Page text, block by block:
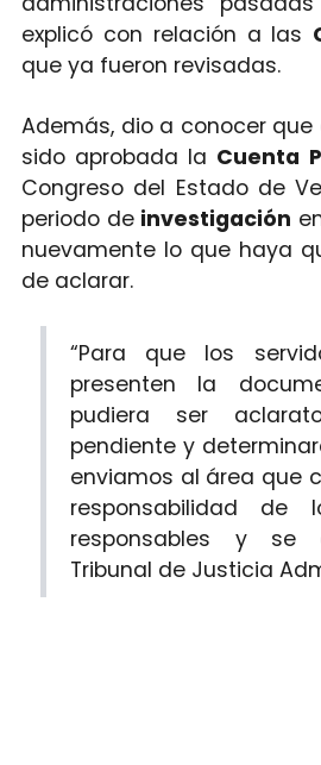
explicó con relación a las
que ya fueron revisadas.
Además, dio a conocer
sido aprobada la Cuenta
Congreso del Estado de
periodo de investigación
nuevamente lo que haya
de aclarar.
“Para que los
presenten la
pudiera ser
pendiente y
enviamos al área que
responsabilidad de
responsables y se
Tribunal de Justicia